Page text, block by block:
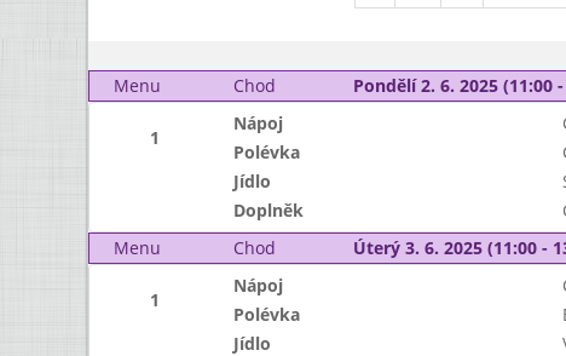
Menu
Chod Pondělí 2. 6. 2025 (11:00
1
Nápoj
Polévka
Jídlo
Doplněk
Menu
Chod Úterý 3. 6. 2025 (11:00 -
1
Nápoj
Polévka
Jídlo